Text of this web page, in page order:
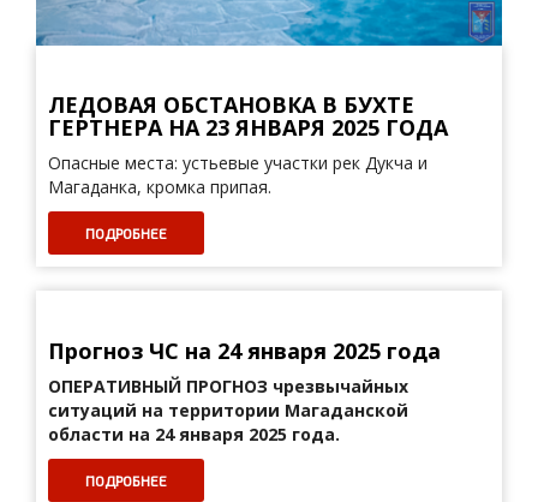
ЛЕДОВАЯ ОБСТАНОВКА В БУХТЕ
ГЕРТНЕРА НА 23 ЯНВАРЯ 2025 ГОДА
Опасные места: устьевые участки рек Дукча и
Магаданка, кромка припая.
ПОДРОБНЕЕ
Прогноз ЧС на 24 января 2025 года
ОПЕРАТИВНЫЙ ПРОГНОЗ чрезвычайных
ситуаций на территории Магаданской
области на 24 января 2025 года.
ПОДРОБНЕЕ